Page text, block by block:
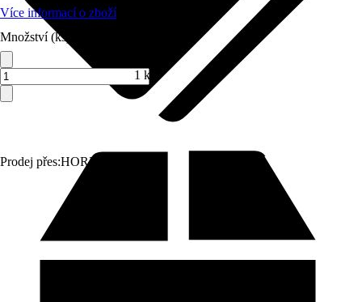
Prodej přes:HORNBACH
Více informací o zboží
Množství (ks)
1 ks